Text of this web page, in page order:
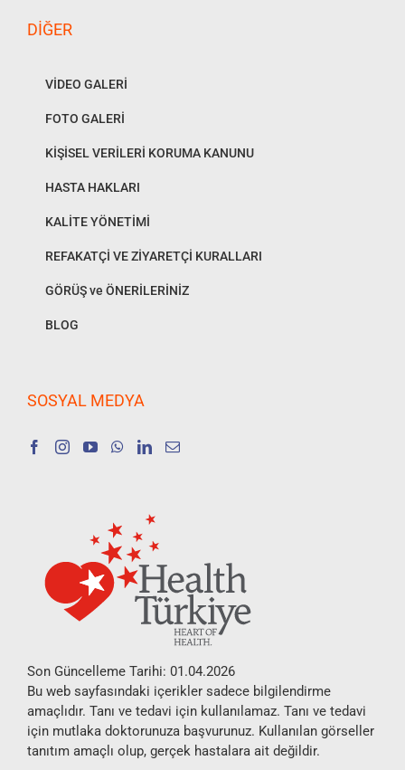
DIĞER
VİDEO GALERİ
FOTO GALERİ
KİŞİSEL VERİLERİ KORUMA KANUNU
HASTA HAKLARI
KALİTE YÖNETİMİ
REFAKATÇİ VE ZİYARETÇİ KURALLARI
GÖRÜŞ ve ÖNERİLERİNİZ
BLOG
SOSYAL MEDYA
Son Güncelleme Tarihi: 01.04.2026
Bu web sayfasındaki içerikler sadece bilgilendirme
amaçlıdır. Tanı ve tedavi için kullanılamaz. Tanı ve tedavi
için mutlaka doktorunuza başvurunuz. Kullanılan görseller
tanıtım amaçlı olup, gerçek hastalara ait değildir.